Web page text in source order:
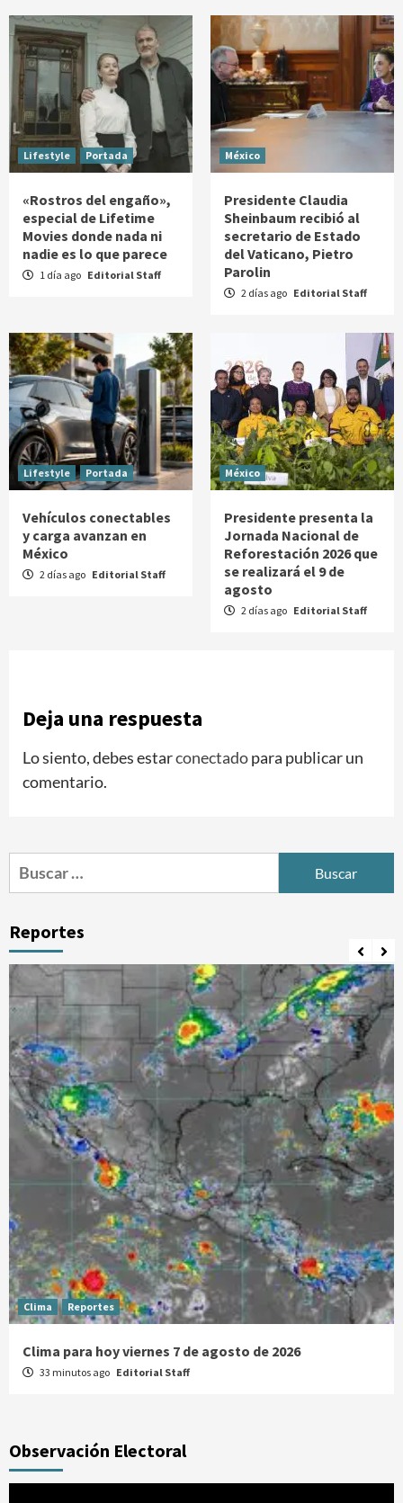
Lifestyle Portada
«Rostros del engaño»,
especial de Lifetime
Movies donde nada ni
nadie es lo que parece
1 día ago Editorial Staff
México
Presidente Claudia
Sheinbaum recibió al
secretario de Estado
del Vaticano, Pietro
Parolin
2 días ago Editorial Staff
Lifestyle Portada
Vehículos conectables
y carga avanzan en
México
2 días ago Editorial Staff
México
Presidente presenta la
Jornada Nacional de
Reforestación 2026 que
se realizará el 9 de
agosto
2 días ago Editorial Staff
Deja una respuesta
Lo siento, debes estarconectadopara publicar un
comentario.
Buscar:
Reportes
Clima Reportes
Clima para hoy viernes 7 de agosto de 2026
33 minutos ago Editorial Staff
Observación Electoral